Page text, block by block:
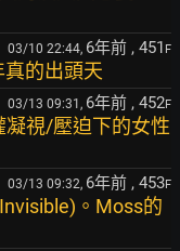
03/10 22:44, 6年前 , 451 F
的出頭天
03/13 09:31, 6年前 , 452F
視/壓迫下的女性
03/13 09:32, 6年前 , 453F
。Moss的